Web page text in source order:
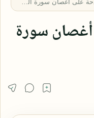
أغصان سورة